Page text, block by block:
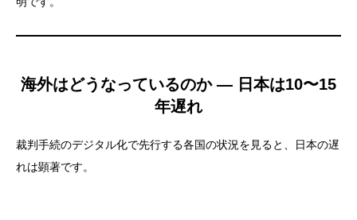
海外はどうなっているのか — 日本は10〜15
年遅れ
裁判手続のデジタル化で先行する各国の状況を見ると、日本の遅
れは顕著です。